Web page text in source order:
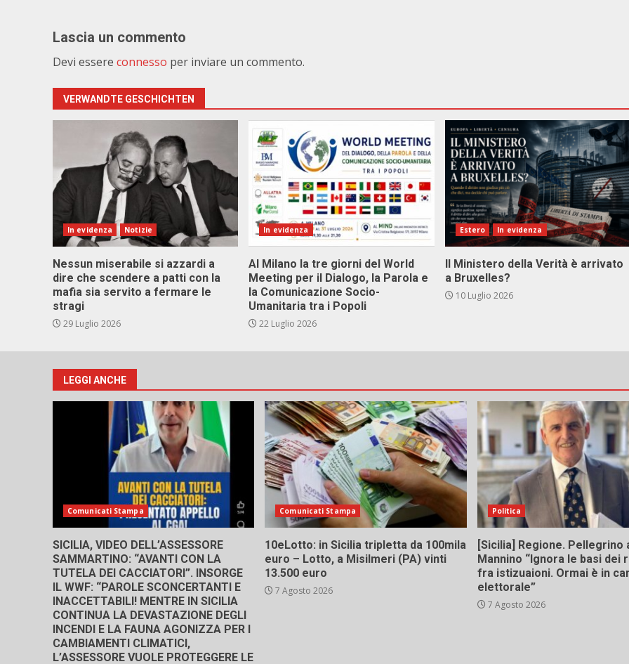
Lascia un commento
Devi essere connesso per inviare un commento.
VERWANDTE GESCHICHTEN
In evidenza Notizie
Nessun miserabile si azzardi a
dire che scendere a patti con la
mafia sia servito a fermare le
stragi
29 Luglio 2026
In evidenza
Al Milano la tre giorni del World
Meeting per il Dialogo, la Parola e
la Comunicazione Socio-
Umanitaria tra i Popoli
22 Luglio 2026
Estero In evidenza
Il Ministero della Verità è arrivato
a Bruxelles?
10 Luglio 2026
LEGGI ANCHE
Comunicati Stampa
SICILIA, VIDEO DELL’ASSESSORE
SAMMARTINO: “AVANTI CON LA
TUTELA DEI CACCIATORI”. INSORGE
IL WWF: “PAROLE SCONCERTANTI E
INACCETTABILI! MENTRE IN SICILIA
CONTINUA LA DEVASTAZIONE DEGLI
INCENDI E LA FAUNA AGONIZZA PER I
CAMBIAMENTI CLIMATICI,
L’ASSESSORE VUOLE PROTEGGERE LE
Comunicati Stampa
10eLotto: in Sicilia tripletta da 100mila
euro – Lotto, a Misilmeri (PA) vinti
13.500 euro
7 Agosto 2026
Politica
[Sicilia] Regione. Pellegrino
Mannino “Ignora le basi dei
fra istizuaioni. Ormai è in
elettorale”
7 Agosto 2026